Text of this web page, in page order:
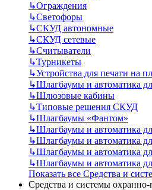
↳Ограждения
↳Светофоры
↳СКУД автономные
↳СКУД сетевые
↳Считыватели
↳Турникеты
↳Устройства для печати на
↳Шлагбаумы и автоматика
↳Шлюзовые кабины
↳Типовые решения СКУД
↳Шлагбаумы «Фантом»
↳Шлагбаумы и автоматика
↳Шлагбаумы и автоматика
↳Шлагбаумы и автоматика
↳Шлагбаумы и автоматика
Показать все Средства и
Средства и системы